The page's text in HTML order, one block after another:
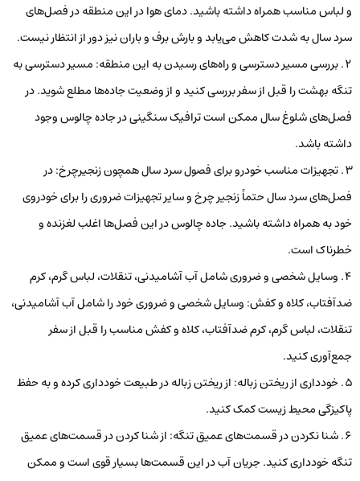
و لباس مناسب همراه داشته باشید. دمای هوا در این منطقه در فصل‌های
سرد سال به شدت کاهش می‌یابد و بارش برف و باران نیز دور از انتظار نیست.
بررسی مسیر دسترسی و راه‌های رسیدن به این منطقه: مسیر دسترسی به
تنگه بهشت ​​را قبل از سفر بررسی کنید و از وضعیت جاده‌ها مطلع شوید. در
فصل‌های شلوغ سال ممکن است ترافیک سنگینی در جاده چالوس وجود
داشته باشد.
تجهیزات مناسب خودرو برای فصول سرد سال همچون زنجیرچرخ: در
فصل‌های سرد سال حتماً زنجیر چرخ و سایر تجهیزات ضروری را برای خودروی
خود به همراه داشته باشید. جاده چالوس در این فصل‌ها اغلب لغزنده و
خطرناک است.
وسایل شخصی و ضروری شامل آب آشامیدنی، تنقلات، لباس گرم، کرم
ضدآفتاب، کلاه و کفش: وسایل شخصی و ضروری خود را شامل آب آشامیدنی،
تنقلات، لباس گرم، کرم ضدآفتاب، کلاه و کفش مناسب را قبل از سفر
جمع‌آوری کنید.
خودداری از ریختن زباله: از ریختن زباله در طبیعت خودداری کرده و به حفظ
پاکیزگی محیط زیست کمک کنید.
شنا نکردن در قسمت‌های عمیق تنگه: از شنا کردن در قسمت‌های عمیق
تنگه خودداری کنید. جریان آب در این قسمت‌ها بسیار قوی است و ممکن